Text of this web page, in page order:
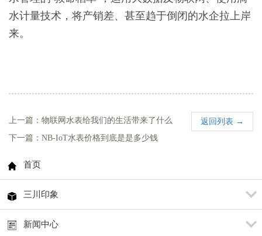
水计量技术，将产销差、甚至趋于倒闭的水企拉上岸
来。
上一篇：物联网水表给我们的生活带来了什么
下一篇：NB-IoT水表价格到底是是多少钱
返回列表 →
首页
三川印象
新闻中心